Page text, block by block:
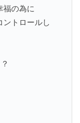
福の為に
ントロールし